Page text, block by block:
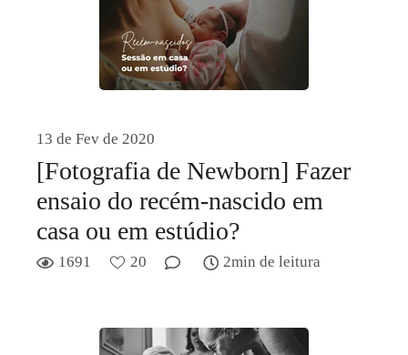
13 de Fev de 2020
[Fotografia de Newborn] Fazer
ensaio do recém-nascido em
casa ou em estúdio?
1691 20 2min de leitura